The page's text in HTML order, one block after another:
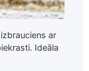
ar
Ideāla